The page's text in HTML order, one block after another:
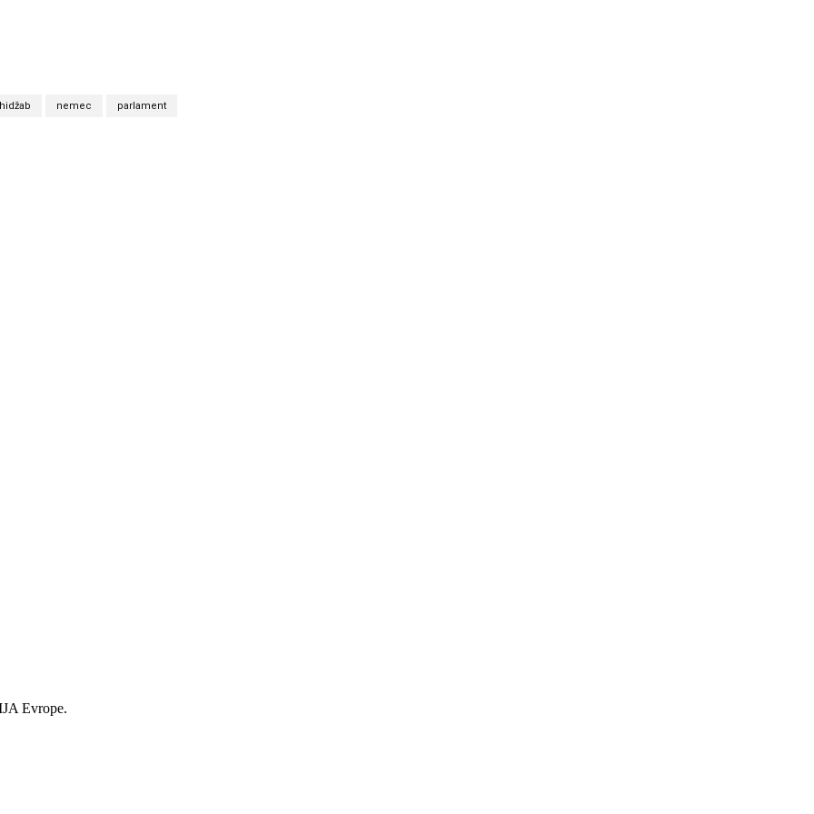
nemec parlament